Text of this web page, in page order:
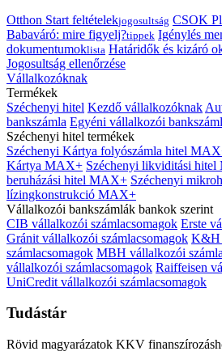
Otthon Start feltételekjogosultság CSOK
Babaváró: mire figyelj?tippek Igénylés
dokumentumoklista Határidők és kizáró
Jogosultság ellenőrzése
Vállalkozóknak
Termékek
Széchenyi hitel Kezdő vállalkozóknak
bankszámla Egyéni vállalkozói
Széchenyi hitel termékek
Széchenyi Kártya folyószámla hitel
Kártya MAX+ Széchenyi likviditási
beruházási hitel MAX+ Széchenyi
lízingkonstrukció MAX+
Vállalkozói bankszámlák bankok szerint
CIB vállalkozói számlacsomagok Erste
Gránit vállalkozói számlacsomagok K&H
számlacsomagok MBH vállalkozói
vállalkozói számlacsomagok Raiffeisen
UniCredit vállalkozói számlacsomagok
Tudástár
Rövid magyarázatok KKV